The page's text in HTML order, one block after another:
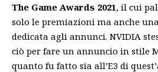
The Game Awards 2021, il cui
solo le premiazioni ma anche
dedicata agli annunci. NVIDIA
ciò per fare un annuncio in stile
quanto fu fatto sia all’E3 di